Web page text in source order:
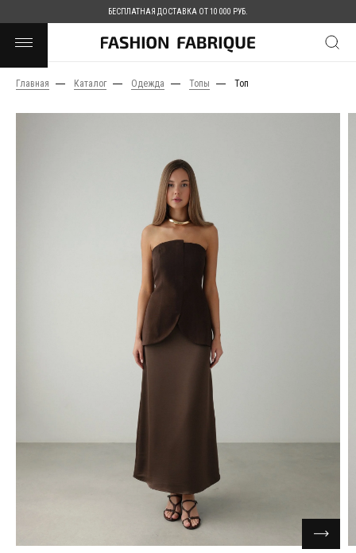
БЕСПЛАТНАЯ ДОСТАВКА ОТ 10 000 РУБ.
Главная Каталог Одежда Топы Топ